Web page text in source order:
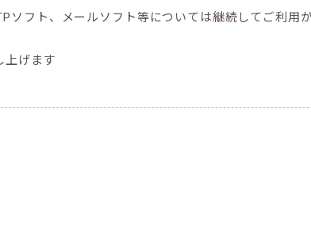
フト、メールソフト等については継続してご利用が
上げます